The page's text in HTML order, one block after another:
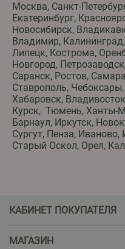
Москва, Санкт-
Екатеринбург,
Новосибирск,
Владимир,
Липецк, Кострома,
Новгород,
Саранск, Ростов,
Ставрополь,
Хабаровск,
Курск, Тюмень, Ханты-
Барнаул, Иркутск,
Сургут, Пенза,
Старый Оскол, Орел,
КАБИНЕТ ПОКУПАТЕЛЯ
МАГАЗИН